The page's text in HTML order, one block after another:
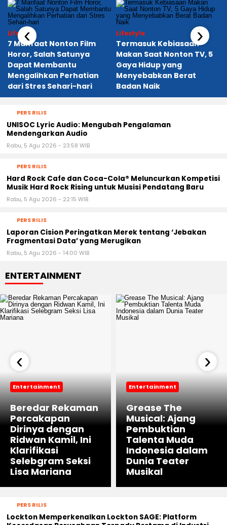
Lifestyle
7 Manfaat Nonton Film
Horor, Salah Satunya
Dapat Membantu
Mengalihkan Perhatian
dari Stres Sehari-hari
Lifestyle
Termasuk Kebiasaan
Makan Saat Nonton TV, 5
Gaya Hidup yang
Menyebabkan Berat
Badan Naik
‹ ›
PERS RILIS
UNISOC Lyric Audio: Mengubah Pengalaman
Mendengarkan Audio
Rabu, 5 Agu 2026 - 23:58 WIB
PERS RILIS
Hard Rock Cafe dan Coca-Cola® Meluncurkan Kompetisi
Musik Hard Rock Rising untuk Musisi Pendatang Baru
Rabu, 5 Agu 2026 - 22:15 WIB
PERS RILIS
Laporan Cision Peringatkan Merek tentang ‘Jebakan
Fragmentasi Data’ yang Merugikan
Rabu, 5 Agu 2026 - 14:00 WIB
ENTERTAINMENT
Entertainment
Beredar Rekaman
Percakapan
Dirinya dengan
Ridwan Kamil, Ini
Klarifikasi
Selebgram Seksi
Lisa Mariana
Entertainment
Grease The
Musical: Ajang
Pembuktian
Talenta Muda
Indonesia dalam
Dunia Teater
Musikal
‹ ›
PERS RILIS
Lockton Memperkenalkan Lockton SAGE: Platform